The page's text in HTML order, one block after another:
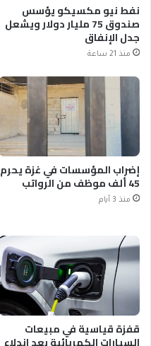
نفط نيو مكسيكو يؤسس
صندوق 75 مليار دولار ويشعل
جدل الإنفاق
منذ 21 ساعة
إضراب المؤسسات في غزة يحرم
45 ألف موظف من الرواتب
منذ 3 أيام
قفزة قياسية في مبيعات
السيارات الكهربائية بعد اندلاع